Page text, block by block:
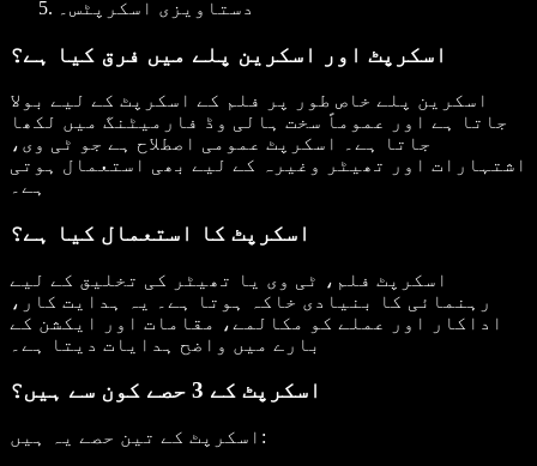
دستاویزی اسکرپٹس۔
اسکرپٹ اور اسکرین پلے میں فرق کیا ہے؟
اسکرین پلے خاص طور پر فلم کے اسکرپٹ کے لیے بولا
جاتا ہے اور عموماً سخت ہالی وڈ فارمیٹنگ میں لکھا
جاتا ہے۔ اسکرپٹ عمومی اصطلاح ہے جو ٹی وی،
اشتہارات اور تھیٹر وغیرہ کے لیے بھی استعمال ہوتی
ہے۔
اسکرپٹ کا استعمال کیا ہے؟
اسکرپٹ فلم، ٹی وی یا تھیٹر کی تخلیق کے لیے
رہنمائی کا بنیادی خاکہ ہوتا ہے۔ یہ ہدایت کار،
اداکار اور عملے کو مکالمے، مقامات اور ایکشن کے
بارے میں واضح ہدایات دیتا ہے۔
اسکرپٹ کے 3 حصے کون سے ہیں؟
اسکرپٹ کے تین حصے یہ ہیں: